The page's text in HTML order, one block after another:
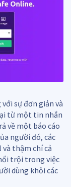
sự đơn giản và
từ một tin nhắn
về một báo cáo
người đó, các
thậm chí cả
trội trong việc
dùng khỏi các